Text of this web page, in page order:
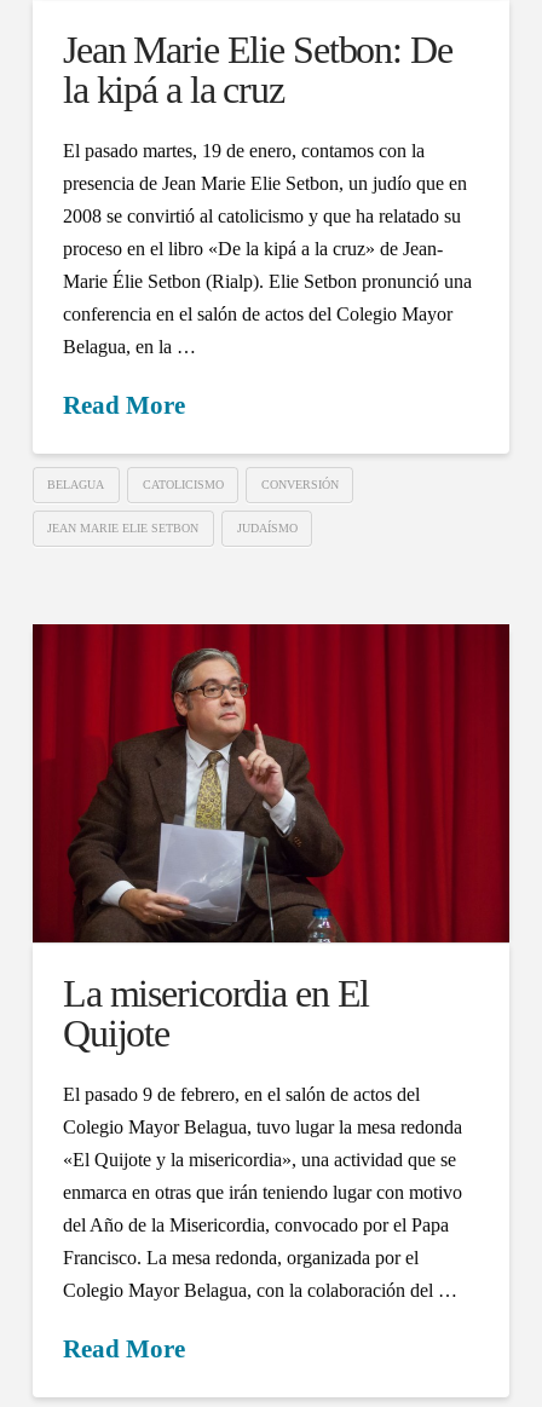
Jean Marie Elie Setbon: De
la kipá a la cruz
El pasado martes, 19 de enero, contamos con la
presencia de Jean Marie Elie Setbon, un judío que en
2008 se convirtió al catolicismo y que ha relatado su
proceso en el libro «De la kipá a la cruz» de Jean-
Marie Élie Setbon (Rialp). Elie Setbon pronunció una
conferencia en el salón de actos del Colegio Mayor
Belagua, en la …
Read More
BELAGUA CATOLICISMO CONVERSIÓN
JEAN MARIE ELIE SETBON JUDAÍSMO
La misericordia en El
Quijote
El pasado 9 de febrero, en el salón de actos del
Colegio Mayor Belagua, tuvo lugar la mesa redonda
«El Quijote y la misericordia», una actividad que se
enmarca en otras que irán teniendo lugar con motivo
del Año de la Misericordia, convocado por el Papa
Francisco. La mesa redonda, organizada por el
Colegio Mayor Belagua, con la colaboración del …
Read More